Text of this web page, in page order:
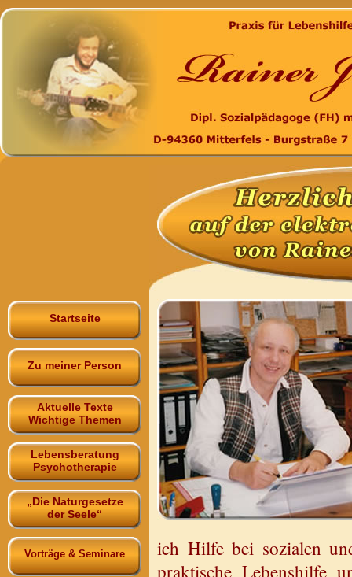
Startseite
Zu meiner Person
Aktuelle Texte
Wichtige Themen
Lebensberatung
Psychotherapie
„Die Naturgesetze
der Seele“
Vorträge & Seminare
ich Hilfe bei so­zia­len
prak­ti­sche Le­bens­hil­fe